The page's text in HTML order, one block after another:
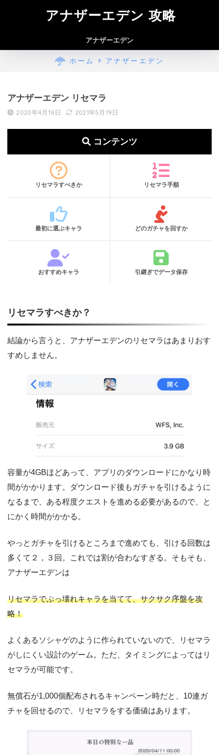
アナザーエデン 攻略
アナザーエデン
ホーム アナザーエデン
アナザーエデン リセマラ
2020年4月18日 2021年5月19日
コンテンツ
リセマラすべきか リセマラ手順
最初に選ぶキャラ どのガチャを回すか
おすすめキャラ 引継ぎでデータ保存
リセマラすべきか？
結論から言うと、アナザーエデンのリセマラはあまりおす
すめしません。
容量が4GBほどあって、アプリのダウンロードにかなり時
間がかかります。ダウンロード後もガチャを引けるように
なるまで、ある程度クエストを進める必要があるので、と
にかく時間がかかる。
やっとガチャを引けるところまで進めても、引ける回数は
多くて２，３回。これでは割が合わなすぎる。そもそも、
アナザーエデンは
リセマラでぶっ壊れキャラを当てて、サクサク序盤を攻
略！
よくあるソシャゲのように作られていないので、リセマラ
がしにくい設計のゲーム。ただ、タイミングによってはリ
セマラが可能です。
無償石が1,000個配布されるキャンペーン時だと、10連ガ
チャを回せるので、リセマラをする価値はあります。